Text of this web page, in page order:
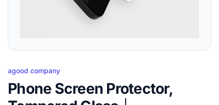
agood company
Phone Screen Protector,